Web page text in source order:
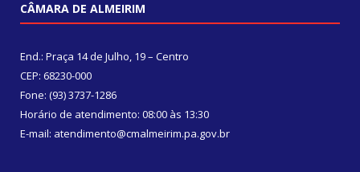
CÂMARA DE ALMEIRIM
End.: Praça 14 de Julho, 19 – Centro
CEP: 68230-000
Fone: (93) 3737-1286
Horário de atendimento: 08:00 às 13:30
E-mail: atendimento@cmalmeirim.pa.gov.br